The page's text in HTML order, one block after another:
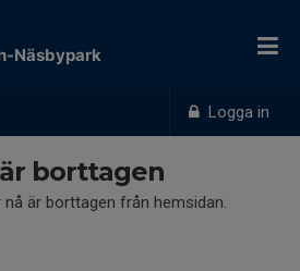
Logga in
Näsbypark
borttagen
är borttagen från hemsidan.